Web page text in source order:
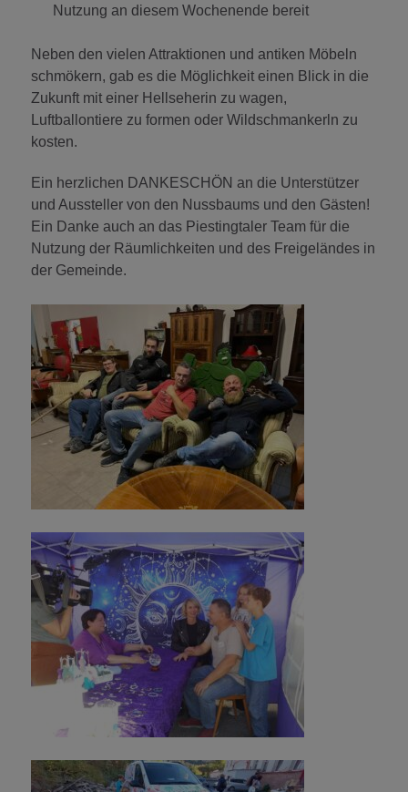
Nutzung an diesem Wochenende bereit
Neben den vielen Attraktionen und antiken Möbeln
schmökern, gab es die Möglichkeit einen Blick in die
Zukunft mit einer Hellseherin zu wagen,
Luftballontiere zu formen oder Wildschmankerln zu
kosten.
Ein herzlichen DANKESCHÖN an die Unterstützer
und Aussteller von den Nussbaums und den Gästen!
Ein Danke auch an das Piestingtaler Team für die
Nutzung der Räumlichkeiten und des Freigeländes in
der Gemeinde.